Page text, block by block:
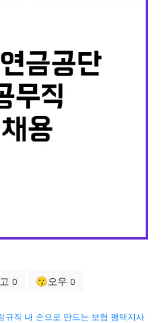
0 😗오우 0
규직 내 손으로 만드는 보험 평택지사